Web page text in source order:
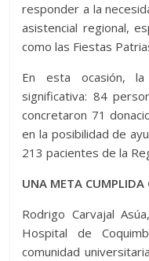
responder a la
asistencial regional,
como las Fiestas
En esta ocasión, la
significativa: 84
concretaron 71
en la posibilidad de
213 pacientes de la
UNA META CUMPLIDA
Rodrigo Carvajal
Hospital de
comunidad